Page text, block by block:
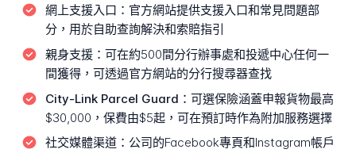
網上支援入口： 官方網站提供支援入口和常見問題部
分，用於自助查詢解決和索賠指引
親身支援： 可在約500間分行辦事處和投遞中心任何一
間獲得，可透過官方網站的分行搜尋器查找
City-Link Parcel Guard： 可選保險涵蓋申報貨物最高
$30,000，保費由$5起，可在預訂時作為附加服務選擇
社交媒體渠道： 公司的Facebook專頁和Instagram帳戶